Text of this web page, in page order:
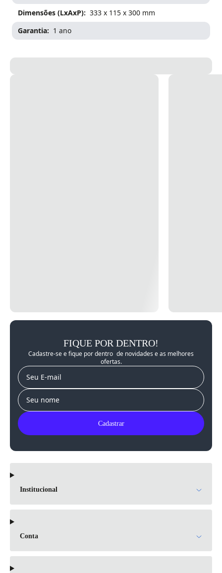
Dimensões (LxAxP)
333 x 115 x 300 mm
Garantia
1 ano
FIQUE POR DENTRO!
Cadastre-se e fique por dentro de novidades e as melhores
ofertas.
E-mail
Nome
Cadastrar
Institucional
Visite Nossa Loja
Conta